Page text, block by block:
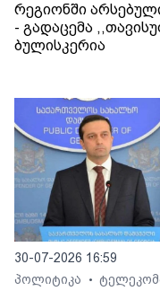
რეგიონში
- გადაცემა
ბულისკერია
30-07-2026 16:59
პოლიტიკა
•